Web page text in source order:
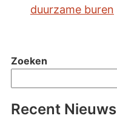
Zoeken
Recent Nieuws
duurzame buren